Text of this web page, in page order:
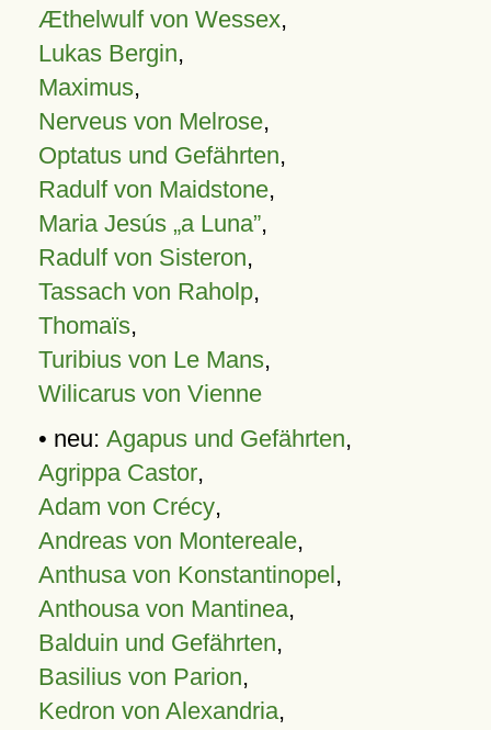
Æthelwulf von Wessex,
Lukas Bergin,
Maximus,
Nerveus von Melrose,
Optatus und Gefährten,
Radulf von Maidstone,
Maria Jesús „a Luna”,
Radulf von Sisteron,
Tassach von Raholp,
Thomaïs,
Turibius von Le Mans,
Wilicarus von Vienne
• neu: Agapus und Gefährten,
Agrippa Castor,
Adam von Crécy,
Andreas von Montereale,
Anthusa von Konstantinopel,
Anthousa von Mantinea,
Balduin und Gefährten,
Basilius von Parion,
Kedron von Alexandria,